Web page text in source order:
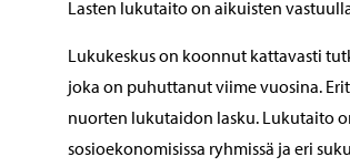
Lasten lukutaito on aikuisten
Lukukeskus on koonnut kattavasti
joka on puhuttanut viime vuosina.
nuorten lukutaidon lasku. Lukutaito
sosioekonomisissa ryhmissä ja eri